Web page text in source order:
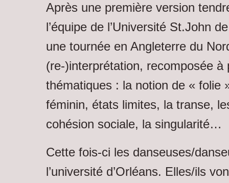
Après une première version
l’équipe de l’Université St.John
une tournée en Angleterre du
(re-)interprétation, recomposée à
thématiques : la notion de « folie
féminin, états limites, la transe,
cohésion sociale, la singularité…
Cette fois-ci les danseuses/
l’université d’Orléans. Elles/ils